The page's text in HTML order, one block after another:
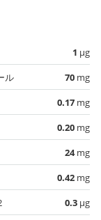
1 µg
ル
70 mg
0.17 mg
0.20 mg
24mg
0.42 mg
0.3 µg